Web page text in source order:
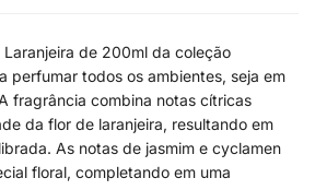
de 200ml da coleção
perfumar todos os ambientes, seja em
fragrância combina notas cítricas
da flor de laranjeira, resultando em
As notas de jasmim e cyclamen
floral, completando em uma